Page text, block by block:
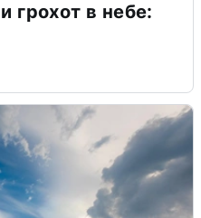
грохот в небе: